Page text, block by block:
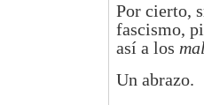
Por cierto,
fascismo,
así a los
Un abrazo.